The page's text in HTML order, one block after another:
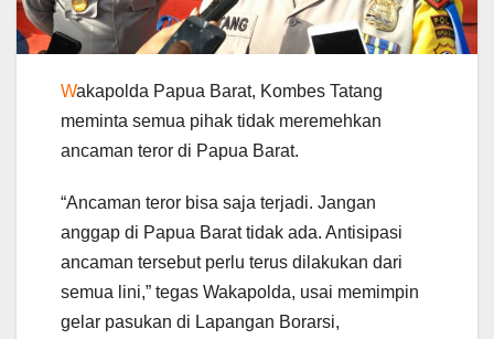
Wakapolda Papua Barat, Kombes Tatang
meminta semua pihak tidak meremehkan
ancaman teror di Papua Barat.
“Ancaman teror bisa saja terjadi. Jangan
anggap di Papua Barat tidak ada. Antisipasi
ancaman tersebut perlu terus dilakukan dari
semua lini,” tegas Wakapolda, usai memimpin
gelar pasukan di Lapangan Borarsi,